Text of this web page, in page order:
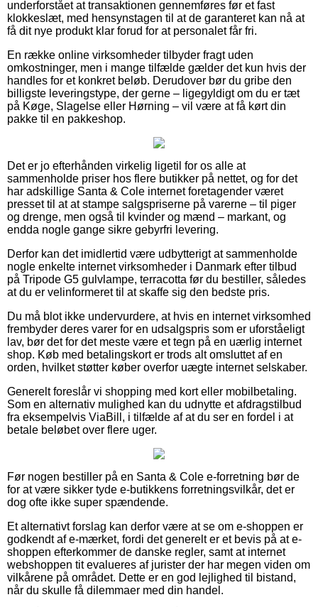
underforstået at transaktionen gennemføres før et fast
klokkeslæt, med hensynstagen til at de garanteret kan nå at
få dit nye produkt klar forud for at personalet får fri.
En række online virksomheder tilbyder fragt uden
omkostninger, men i mange tilfælde gælder det kun hvis der
handles for et konkret beløb. Derudover bør du gribe den
billigste leveringstype, der gerne – ligegyldigt om du er tæt
på Køge, Slagelse eller Hørning – vil være at få kørt din
pakke til en pakkeshop.
Det er jo efterhånden virkelig ligetil for os alle at
sammenholde priser hos flere butikker på nettet, og for det
har adskillige Santa & Cole internet foretagender været
presset til at at stampe salgspriserne på varerne – til piger
og drenge, men også til kvinder og mænd – markant, og
endda nogle gange sikre gebyrfri levering.
Derfor kan det imidlertid være udbytterigt at sammenholde
nogle enkelte internet virksomheder i Danmark efter tilbud
på Tripode G5 gulvlampe, terracotta før du bestiller, således
at du er velinformeret til at skaffe sig den bedste pris.
Du må blot ikke undervurdere, at hvis en internet virksomhed
frembyder deres varer for en udsalgspris som er uforståeligt
lav, bør det for det meste være et tegn på en uærlig internet
shop. Køb med betalingskort er trods alt omsluttet af en
orden, hvilket støtter køber overfor uægte internet selskaber.
Generelt foreslår vi shopping med kort eller mobilbetaling.
Som en alternativ mulighed kan du udnytte et afdragstilbud
fra eksempelvis ViaBill, i tilfælde af at du ser en fordel i at
betale beløbet over flere uger.
Før nogen bestiller på en Santa & Cole e-forretning bør de
for at være sikker tyde e-butikkens forretningsvilkår, det er
dog ofte ikke super spændende.
Et alternativt forslag kan derfor være at se om e-shoppen er
godkendt af e-mærket, fordi det generelt er et bevis på at e-
shoppen efterkommer de danske regler, samt at internet
webshoppen tit evalueres af jurister der har megen viden om
vilkårene på området. Dette er en god lejlighed til bistand,
når du skulle få dilemmaer med din handel.